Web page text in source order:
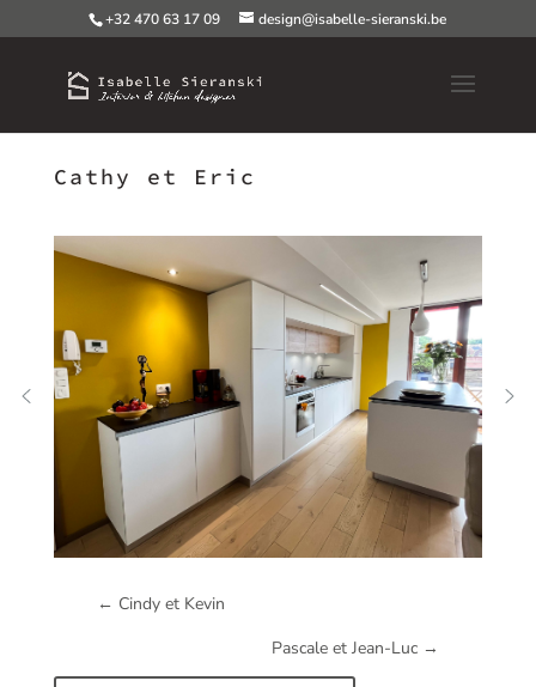
+32 470 63 17 09 design@isabelle-sieranski.be
Cathy et Eric
← Cindy et Kevin
Pascale et Jean-Luc →